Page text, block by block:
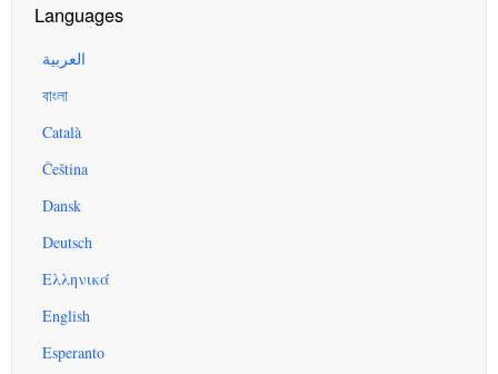
Languages
العربية
বাংলা
Català
Čeština
Dansk
Deutsch
Ελληνικά
English
Esperanto